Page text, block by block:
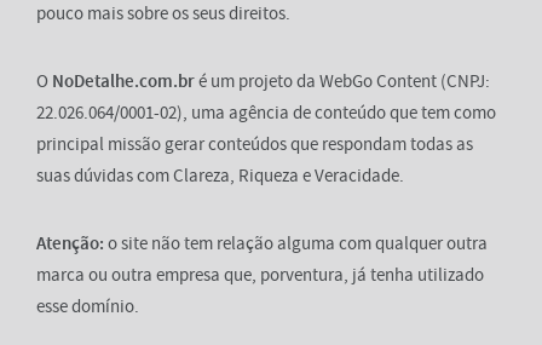
pouco mais sobre os seus direitos.
O NoDetalhe.com.bré um projeto da WebGo Content (CNPJ:
22.026.064/0001-02), uma agência de conteúdo que tem como
principal missão gerar conteúdos que respondam todas as
suas dúvidas com Clareza, Riqueza e Veracidade.
Atenção: o site não tem relação alguma com qualquer outra
marca ou outra empresa que, porventura, já tenha utilizado
esse domínio.